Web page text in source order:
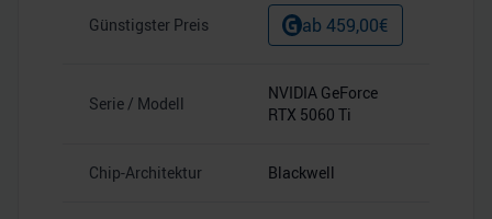
Günstigster Preis ab 459,00€
Serie / Modell
NVIDIA GeForce
RTX 5060 Ti
Chip-Architektur Blackwell